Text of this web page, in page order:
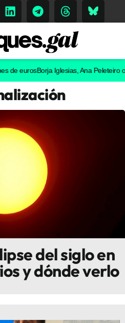
Borja Iglesias, Ana Peleteiro o Abel
del siglo en
y dónde verlo